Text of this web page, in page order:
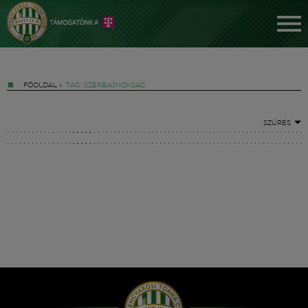
FŐOLDAL » TAG: SZERBAJNOKSÁG
SZŰRÉS
Hírek